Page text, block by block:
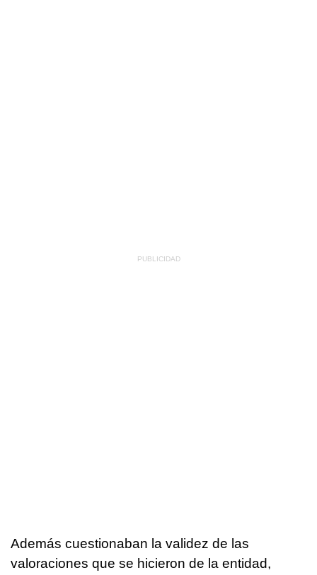
Además cuestionaban la validez de las
valoraciones que se hicieron de la entidad,